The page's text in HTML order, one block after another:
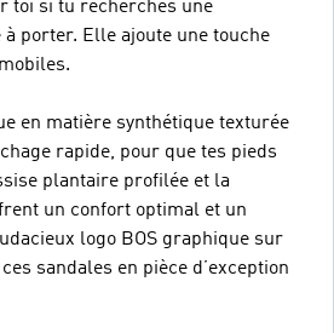
toi si tu recherches une
porter. Elle ajoute une touche
en matière synthétique texturée
rapide, pour que tes pieds
plantaire profilée et la
un confort optimal et un
logo BOS graphique sur
sandales en pièce d’exception